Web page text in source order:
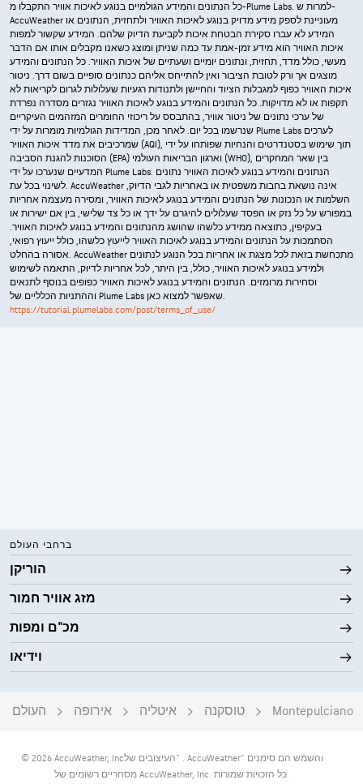
כל הנתונים והמידע הגולמיים בנוגע לאיכות אוויר התקבלו מ-Plume Labs. למרות ש-
AccuWeather מעוניינת לספק מידע מדויק בנוגע לאיכות האוויר ולתחזית, הנתונים או
המידע לא עברו סקירת הבטחת איכות לקביעת הדיוק שלהם. המידע שקשור למפות
איכות האוויר הוא מידע זמן-אמת עד כמה שניתן ומוצג כשאנו מקבלים אותו אם הדבר
מעשי, כולל מדד, תחזית, ונתונים יומיים ושעתיים של איכות האוויר. כל הנתונים והמידע
מוצגים אך ורק לטובת הציבור ואין להתייחס אליהם כנתונים סופיים בשום דרך. ניטור
איכות האוויר כפוף למגבלות הציוד והחיישן ולתנודות רגעיות שעלולות לגרום לקריאות לא
תקפות או לא מדויקות. כל הנתונים והמידע בנוגע לאיכות האוויר נגזרים מסדרה נפרדת
של ערכי נתונים של ניטור אוויר, בהתבסס על ריכוזי החומרים המזהמים העיקריים
שנרשמו בכל יום. לאחר מכן, המדידות הגולמיות מומרות על ידי Plume Labs לערכים
שמרכיבים את מדד איכות האוויר (AQI), תוך שימוש בסטנדרטים והנחיות שפותחו על ידי
הסוכנות להגנת הסביבה (EPA) וארגון הבריאות העולמי (WHO), בין שאר המחקרים
המדעיים שנערכו על ידי Plume Labs. הנתונים והמידע בנוגע לאיכות האוויר נתונים
לשינוי בכל עת. AccuWeather אינה נושאת בחבות משפטית או באחריות לגבי הדיוק,
השלמות או הנכונות של הנתונים והמידע בנוגע לאיכות האוויר, ומסירה מעצמה אחריות
במפורש על כל נזק או הפסד שעלולים להיגרם על ידך או כל צד שלישי, בין אם ישירות או
בעקיפין, כתוצאה ממידע כלשהו שהושג מהנתונים והמידע בנוגע לאיכות האוויר.
הסתמכות על הנתונים והמידע בנוגע לאיכות האוויר לייעוץ כלשהו, כולל ייעוץ רפואי,
אסורה בהחלט. AccuWeather מתכחשת בזאת לכל מצגת או אחריות בכל הנוגע לנתונים
ולמידע בנוגע לאיכות האוויר, כולל, בין היתר, לכל אחריות לדיוק, התאמה לשימוש
וסחירות מרומזים. הנתונים והמידע בנוגע לאיכות האוויר כפופים בנוסף לתנאים
וההתניות הכלליים של Plume Labs שאפשר למצוא כאן.
https://tutorial.plumelabs.com/post/terms_of_use/
ברחבי העולם
הוריקן
מזג אוויר חמור
מכ"ם ומפות
וידיאו
העולם אירופה איטליה טוסקנה Montepulciano
‎© 2026 AccuWeather, Inc‏. "העיצובים של AccuWeather" והשמש הם סימנים
מסחריים רשומים של AccuWeather, Inc. כל הזכויות שמורות.